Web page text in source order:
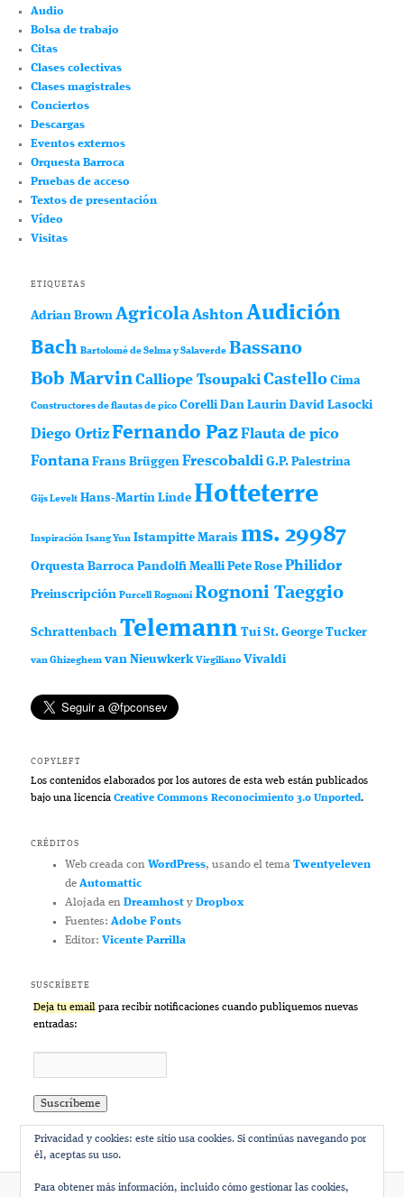
Audio
Bolsa de trabajo
Citas
Clases colectivas
Clases magistrales
Conciertos
Descargas
Eventos externos
Orquesta Barroca
Pruebas de acceso
Textos de presentación
Vídeo
Visitas
ETIQUETAS
Adrian Brown AgricolaAshtonAudición
Bach Bartolomé de Selma y Salaverde Bassano
Bob MarvinCalliope TsoupakiCastello Cima
Constructores de flautas de pico Corelli Dan Laurin David Lasocki
Diego OrtizFernando PazFlauta de pico
Fontana Frans Brüggen Frescobaldi G.P. Palestrina
Gijs Levelt Hans-Martin Linde Hotteterre
Inspiración Isang Yun Istampitte Marais ms. 29987
Orquesta Barroca Pandolfi Mealli Pete Rose Philidor
Preinscripción Purcell Rognoni Rognoni Taeggio
Schrattenbach Telemann Tui St. George Tucker
van Ghizeghem van Nieuwkerk Virgiliano Vivaldi
COPYLEFT
Los contenidos elaborados por los autores de esta web están publicados
bajo una licenciaCreative Commons Reconocimiento 3.0 Unported.
CRÉDITOS
Web creada con WordPress, usando el tema Twentyeleven
de Automattic
Alojada en Dreamhosty Dropbox
Fuentes: Adobe Fonts
Editor: Vicente Parrilla
SUSCRÍBETE
Deja tu email para recibir notificaciones cuando publiquemos nuevas
entradas:
Privacidad y cookies: este sitio usa cookies. Si continúas navegando por
él, aceptas su uso.
Para obtener más información, incluido cómo gestionar las cookies,